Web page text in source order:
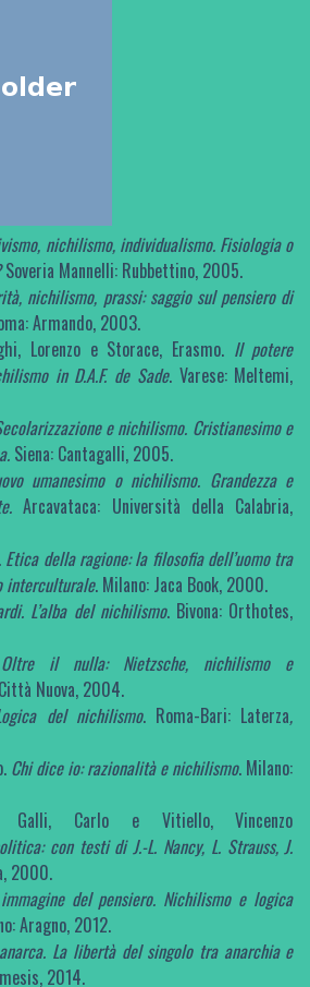
nichilismo, individualismo. Fisiologia o
Soveria Mannelli: Rubbettino, 2005.
nichilismo, prassi: saggio sul pensiero di
Armando, 2003.
Lorenzo e Storace, Erasmo. Il potere
in D.A.F. de Sade. Varese: Meltemi,
e nichilismo. Cristianesimo e
Siena: Cantagalli, 2005.
umanesimo o nichilismo. Grandezza e
Arcavataca: Università della Calabria,
Etica della ragione: la filosofia dell’uomo tra
interculturale. Milano: Jaca Book, 2000.
L’alba del nichilismo. Bivona: Orthotes,
Oltre il nulla: Nietzsche, nichilismo e
Nuova, 2004.
del nichilismo. Roma-Bari: Laterza,
Chi dice io: razionalità e nichilismo. Milano:
Galli, Carlo e Vitiello, Vincenzo
con testi di J.-L. Nancy, L. Strauss, J.
2000.
del pensiero. Nichilismo e logica
Aragno, 2012.
anarca. La libertà del singolo tra anarchia e
2014.